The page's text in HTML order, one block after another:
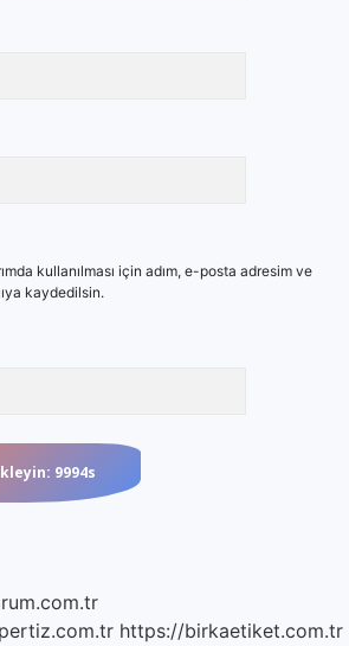
kullanılması için adım, e-posta adresim ve
kaydedilsin.
https://birkaetiket.com.tr